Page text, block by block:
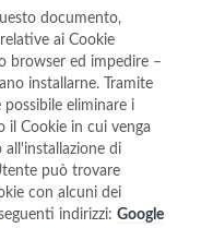
documento,
ai Cookie
browser ed impedire –
installarne. Tramite
eliminare i
il Cookie in cui venga
all'installazione di
può trovare
con alcuni dei
indirizzi: Google